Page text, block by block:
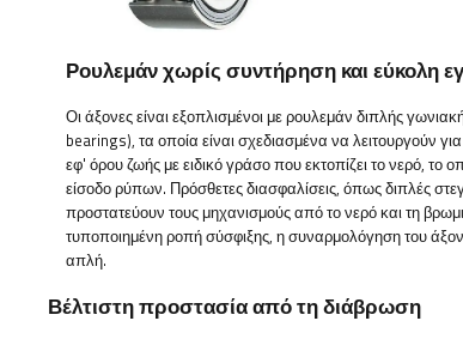
Ρουλεμάν χωρίς συντήρηση και εύκολη
Οι άξονες είναι εξοπλισμένοι με ρουλεμάν διπλής
bearings), τα οποία είναι σχεδιασμένα να λειτουργούν
εφ' όρου ζωής με ειδικό γράσο που εκτοπίζει το νερό, το
είσοδο ρύπων. Πρόσθετες διασφαλίσεις, όπως διπλές
προστατεύουν τους μηχανισμούς από το νερό και τη
τυποποιημένη ροπή σύσφιξης, η συναρμολόγηση του
απλή.
Βέλτιστη προστασία από τη διάβρωση